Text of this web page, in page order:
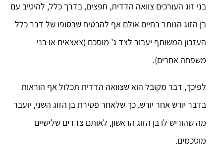
בני זוג העורכים צוואה הדדית, חפצים, בדרך כלל, להיטיב עם
בן הזוג הנותר בחיים אולם אף להבטיח שבסופו של דבר כלל
העזבון המשותף יעבור לצד ג’ מוסכם (צאצאים או בני
משפחה אחרים).
לפיכך, דבר מקובל הוא שצוואה הדדית תכלול אף הוראות
בדבר יורש אחר יורש, כך שלאחר פטירת בן הזוג השני, יועבר
מה שהוריש לו בן הזוג הראשון, לאותם צדדים שלישיים
מוסכמים.